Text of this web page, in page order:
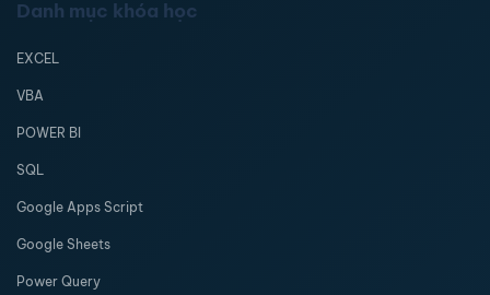
Danh mục khóa học
EXCEL
VBA
POWER BI
SQL
Google Apps Script
Google Sheets
Power Query